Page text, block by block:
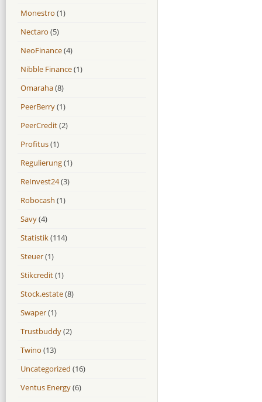
Monestro (1)
Nectaro (5)
NeoFinance(4)
Nibble Finance(1)
Omaraha(8)
PeerBerry(1)
PeerCredit(2)
Profitus(1)
Regulierung(1)
ReInvest24(3)
Robocash (1)
Savy(4)
Statistik(114)
Steuer(1)
Stikcredit(1)
Stock.estate(8)
Swaper(1)
Trustbuddy(2)
Twino (13)
Uncategorized (16)
Ventus Energy(6)